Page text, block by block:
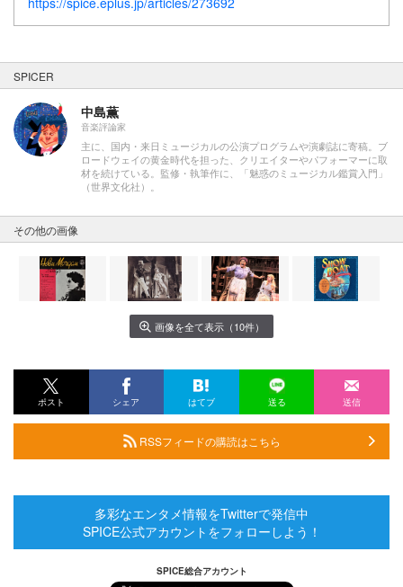
SPICER
中島薫
音楽評論家
主に、国内・来日ミュージカルの公演プログラムや演劇誌に寄稿。ブ
ロードウェイの黄金時代を担った、クリエイターやパフォーマーに取
材を続けている。監修・執筆作に、「魅惑のミュージカル鑑賞入門」
（世界文化社）。
その他の画像
画像を全て表示（10件）
ポスト シェア はてブ 送る 送信
RSSフィードの購読はこちら
多彩なエンタメ情報をTwitterで発信中
SPICE公式アカウントをフォローしよう！
SPICE総合アカウント